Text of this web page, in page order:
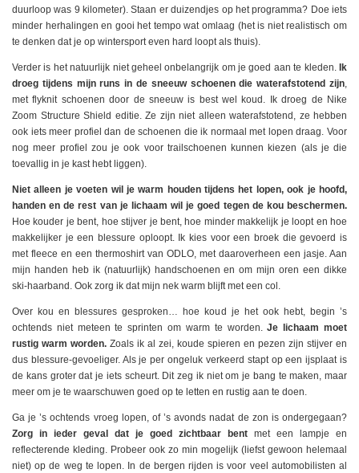
duurloop was 9 kilometer). Staan er duizendjes op het programma? Doe iets
minder herhalingen en gooi het tempo wat omlaag (het is niet realistisch om
te denken dat je op wintersport even hard loopt als thuis).
Verder is het natuurlijk niet geheel onbelangrijk om je goed aan te kleden. Ik
droeg tijdens mijn runs in de sneeuw schoenen die waterafstotend zijn,
met flyknit schoenen door de sneeuw is best wel koud. Ik droeg de Nike
Zoom Structure Shield editie. Ze zijn niet alleen waterafstotend, ze hebben
ook iets meer profiel dan de schoenen die ik normaal met lopen draag. Voor
nog meer profiel zou je ook voor trailschoenen kunnen kiezen (als je die
toevallig in je kast hebt liggen).
Niet alleen je voeten wil je warm houden tijdens het lopen, ook je hoofd,
handen en de rest van je lichaam wil je goed tegen de kou beschermen.
Hoe kouder je bent, hoe stijver je bent, hoe minder makkelijk je loopt en hoe
makkelijker je een blessure oploopt. Ik kies voor een broek die gevoerd is
met fleece en een thermoshirt van ODLO, met daaroverheen een jasje. Aan
mijn handen heb ik (natuurlijk) handschoenen en om mijn oren een dikke
ski-haarband. Ook zorg ik dat mijn nek warm blijft met een col.
Over kou en blessures gesproken… hoe koud je het ook hebt, begin ’s
ochtends niet meteen te sprinten om warm te worden.Je lichaam moet
rustig warm worden. Zoals ik al zei, koude spieren en pezen zijn stijver en
dus blessure-gevoeliger. Als je per ongeluk verkeerd stapt op een ijsplaat is
de kans groter dat je iets scheurt. Dit zeg ik niet om je bang te maken, maar
meer om je te waarschuwen goed op te letten en rustig aan te doen.
Ga je ’s ochtends vroeg lopen, of ’s avonds nadat de zon is ondergegaan?
Zorg in ieder geval dat je goed zichtbaar bent met een lampje en
reflecterende kleding. Probeer ook zo min mogelijk (liefst gewoon helemaal
niet) op de weg te lopen. In de bergen rijden is voor veel automobilisten al